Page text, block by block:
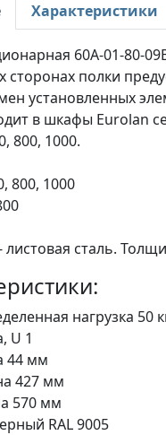
Характеристики
60A-01-80-
сторонах полки
установленных
в шкафы Eurolan
800, 1000.
800, 1000
сталь.
нагрузка 50
U 1
44 мм
427 мм
570 мм
RAL 9005